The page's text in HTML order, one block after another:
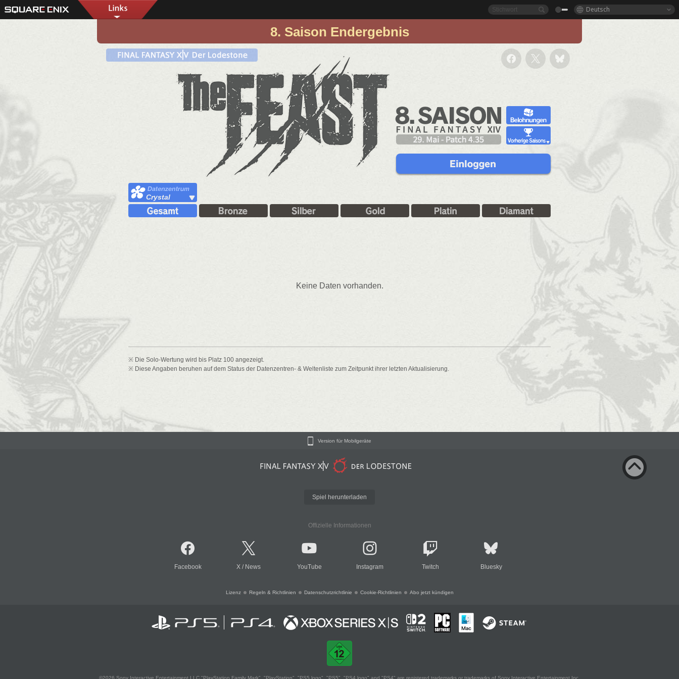
Deutsch
8. Saison Endergebnis
Crystal
Keine Daten vorhanden.
※ Die Solo-Wertung wird bis Platz 100 angezeigt.
※ Diese Angaben beruhen auf dem Status der Datenzentren- & Weltenliste zum Zeitpunkt ihrer letzten Aktualisierung.
Version für Mobilgeräte
Spiel herunterladen
Offizielle Informationen
Facebook X / News YouTube Instagram Twitch Bluesky
Lizenz Regeln & Richtlinien Datenschutzrichtlinie Cookie-Richtlinien Abo jetzt kündigen
©2026 Sony Interactive Entertainment LLC."PlayStation Family Mark", "PlayStation", "PS5 logo", "PS5", "PS4 logo" and "PS4" are registered trademarks or trademarks of Sony Interactive Entertainment Inc.